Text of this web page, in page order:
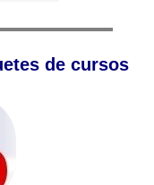
de cursos